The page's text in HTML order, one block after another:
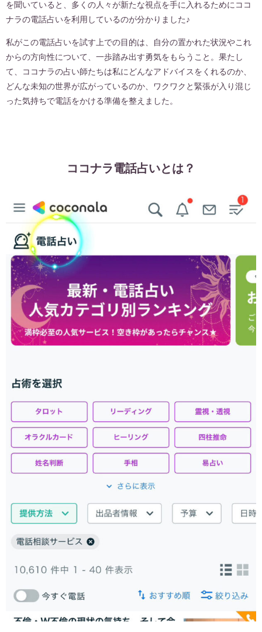
を聞いていると、多くの人々が新たな視点を手に入れるためにココ
ナラの電話占いを利用しているのが分かりました♪
私がこの電話占いを試す上での目的は、自分の置かれた状況やこれ
からの方向性について、一歩踏み出す勇気をもらうこと。果たし
て、ココナラの占い師たちは私にどんなアドバイスをくれるのか、
どんな未知の世界が広がっているのか、ワクワクと緊張が入り混じ
った気持ちで電話をかける準備を整えました。
ココナラ電話占いとは？